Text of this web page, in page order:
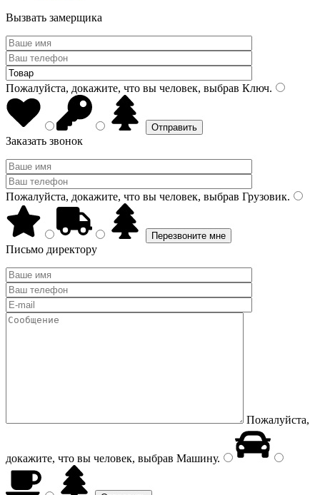
Вызвать замерщика
Пожалуйста, докажите, что вы человек, выбрав Ключ.
Заказать звонок
Пожалуйста, докажите, что вы человек, выбрав Грузовик.
Письмо директору
Пожалуйста,
докажите, что вы человек, выбрав Машину.